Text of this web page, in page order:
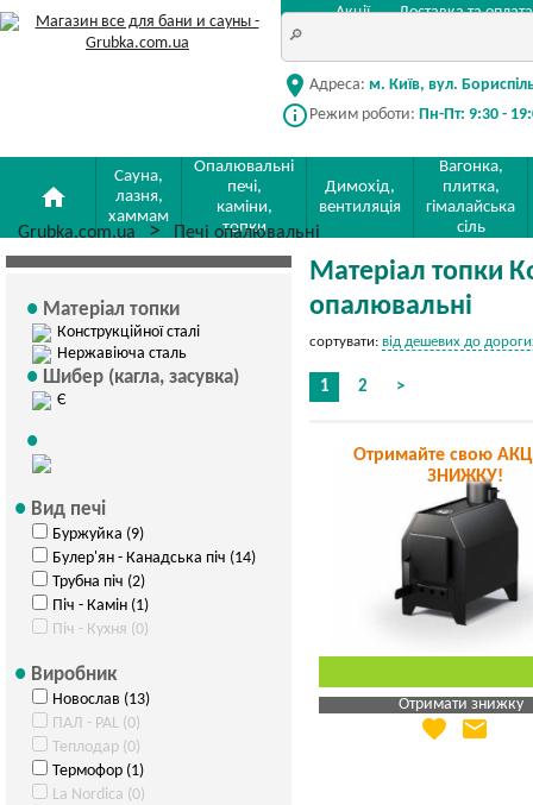
Акції Доставка та оплата
location_on Адреса: м. Київ, вул.
info_outline Режим роботи: Пн-Пт: 9:30 -
home
Сауна,
лазня,
хаммам
Опалювальні
печі,
каміни,
топки
Димохід,
вентиляція
Вагонка,
плитка,
гімалайська
сіль
Grubka.com.ua Печі опалювальні
Матеріал топки
Конструкційної сталі
Нержавіюча сталь
Шибер (кагла, засувка)
Є
Вид печі
Буржуйка (9)
Булер'ян - Канадська піч (14)
Трубна піч (2)
Піч - Камін (1)
Піч - Кухня (0)
Виробник
Новослав (13)
ПАЛ - PAL (0)
Теплодар (0)
Термофор (1)
La Nordica (0)
Матеріал топки
опалювальні
сортувати: від дешевих до
1 2 >
Отримайте свою
ЗНИЖКУ!
Отримати знижку
Яка Ваша ціна
favorite email